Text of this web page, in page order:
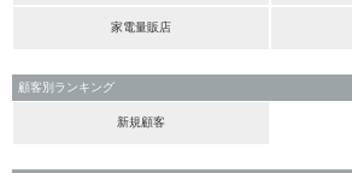
家電量販店
顧客別ランキング
新規顧客